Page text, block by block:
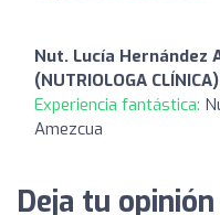
Nut. Lucía Hernández
(NUTRIOLOGA CLÍNICA)
Experiencia fantástica:
Amezcua
Deja tu